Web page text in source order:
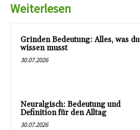
Weiterlesen
Grinden Bedeutung: Alles, was du
wissen musst
30.07.2026
Neuralgisch: Bedeutung und
Definition für den Alltag
30.07.2026